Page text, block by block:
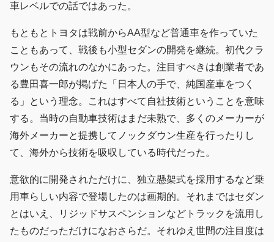
車レベルでの話ではあった。
もともとトヨタは戦前からAA型など普通車を作っていた
こともあって、戦後も小型セダンの開発を継続。初代クラ
ウンもその流れのなかにあった。注目すべきは創業者であ
る豊田喜一郎が掲げた「日本人の手で、純国産車をつく
る」という理念。これはすべて自社技術ということを意味
する。当時の自動車技術はまだ未熟で、多くのメーカーが
海外メーカーと提携してノックダウン生産を行ったりし
て、海外から技術を吸収している時代だった。
意欲的に開発されただけに、独立懸架式を採用するなど乗
用車らしい内容で登場したのは画期的。それまではセダン
とはいえ、リジッドサスペンションなどトラックを流用し
たものだっただけになおさらだ。それゆえ世間の注目度は